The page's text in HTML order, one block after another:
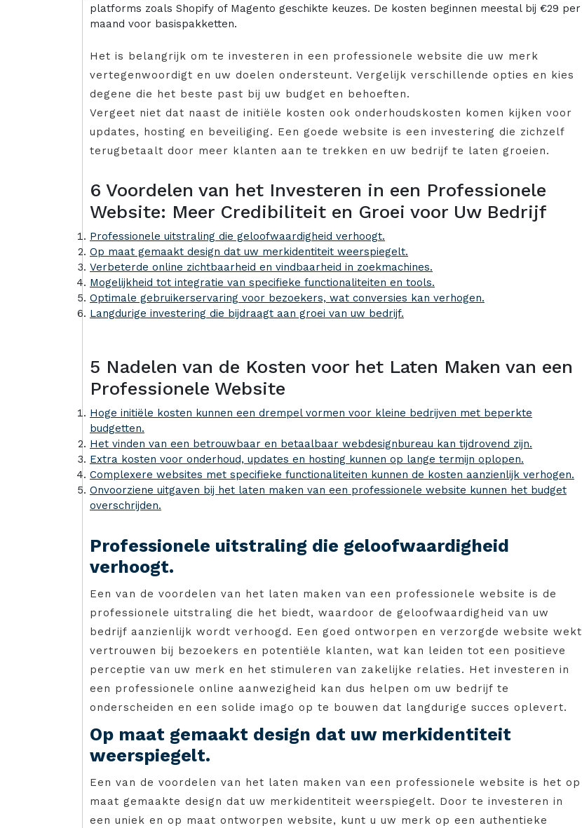
platforms zoals Shopify of Magento geschikte keuzes. De kosten beginnen meestal bij €29 per
maand voor basispakketten.
Het is belangrijk om te investeren in een professionele website die uw merk
vertegenwoordigt en uw doelen ondersteunt. Vergelijk verschillende opties en kies
degene die het beste past bij uw budget en behoeften.
Vergeet niet dat naast de initiële kosten ook onderhoudskosten komen kijken voor
updates, hosting en beveiliging. Een goede website is een investering die zichzelf
terugbetaalt door meer klanten aan te trekken en uw bedrijf te laten groeien.
6 Voordelen van het Investeren in een Professionele
Website: Meer Credibiliteit en Groei voor Uw Bedrijf
Professionele uitstraling die geloofwaardigheid verhoogt.
Op maat gemaakt design dat uw merkidentiteit weerspiegelt.
Verbeterde online zichtbaarheid en vindbaarheid in zoekmachines.
Mogelijkheid tot integratie van specifieke functionaliteiten en tools.
Optimale gebruikerservaring voor bezoekers, wat conversies kan verhogen.
Langdurige investering die bijdraagt aan groei van uw bedrijf.
5 Nadelen van de Kosten voor het Laten Maken van een
Professionele Website
Hoge initiële kosten kunnen een drempel vormen voor kleine bedrijven met beperkte
budgetten.
Het vinden van een betrouwbaar en betaalbaar webdesignbureau kan tijdrovend zijn.
Extra kosten voor onderhoud, updates en hosting kunnen op lange termijn oplopen.
Complexere websites met specifieke functionaliteiten kunnen de kosten aanzienlijk verhogen.
Onvoorziene uitgaven bij het laten maken van een professionele website kunnen het budget
overschrijden.
Professionele uitstraling die geloofwaardigheid
verhoogt.
Een van de voordelen van het laten maken van een professionele website is de
professionele uitstraling die het biedt, waardoor de geloofwaardigheid van uw
bedrijf aanzienlijk wordt verhoogd. Een goed ontworpen en verzorgde website wekt
vertrouwen bij bezoekers en potentiële klanten, wat kan leiden tot een positieve
perceptie van uw merk en het stimuleren van zakelijke relaties. Het investeren in
een professionele online aanwezigheid kan dus helpen om uw bedrijf te
onderscheiden en een solide imago op te bouwen dat langdurige succes oplevert.
Op maat gemaakt design dat uw merkidentiteit
weerspiegelt.
Een van de voordelen van het laten maken van een professionele website is het op
maat gemaakte design dat uw merkidentiteit weerspiegelt. Door te investeren in
een uniek en op maat ontworpen website, kunt u uw merk op een authentieke